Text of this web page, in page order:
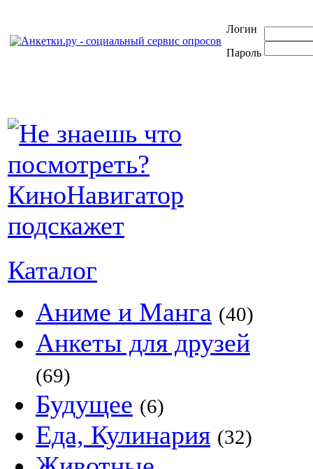
Логин
Пароль
Каталог
Аниме и Манга (40)
Анкеты для друзей
(69)
Будущее (6)
Еда, Кулинария (32)